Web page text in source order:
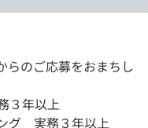
らのご応募をおまちし
３年以上
グ 実務３年以上